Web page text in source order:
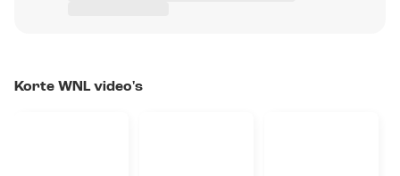
Korte WNL video's